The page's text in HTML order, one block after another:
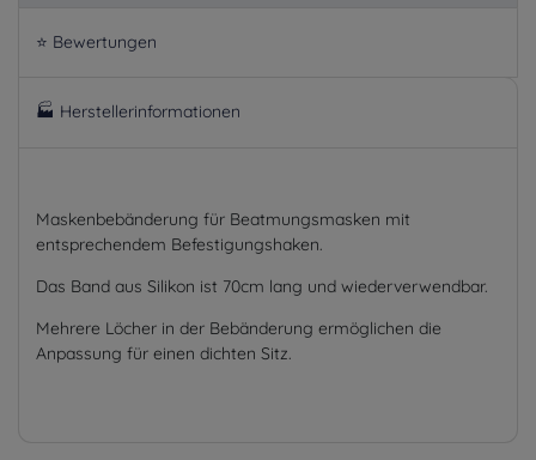
⭐ Bewertungen
🏭 Herstellerinformationen
Maskenbebänderung für Beatmungsmasken mit
entsprechendem Befestigungshaken.
Das Band aus Silikon ist 70cm lang und wiederverwendbar.
Mehrere Löcher in der Bebänderung ermöglichen die
Anpassung für einen dichten Sitz.